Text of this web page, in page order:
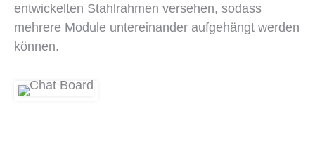
entwickelten Stahlrahmen versehen, sodass
mehrere Module untereinander aufgehängt werden
können.